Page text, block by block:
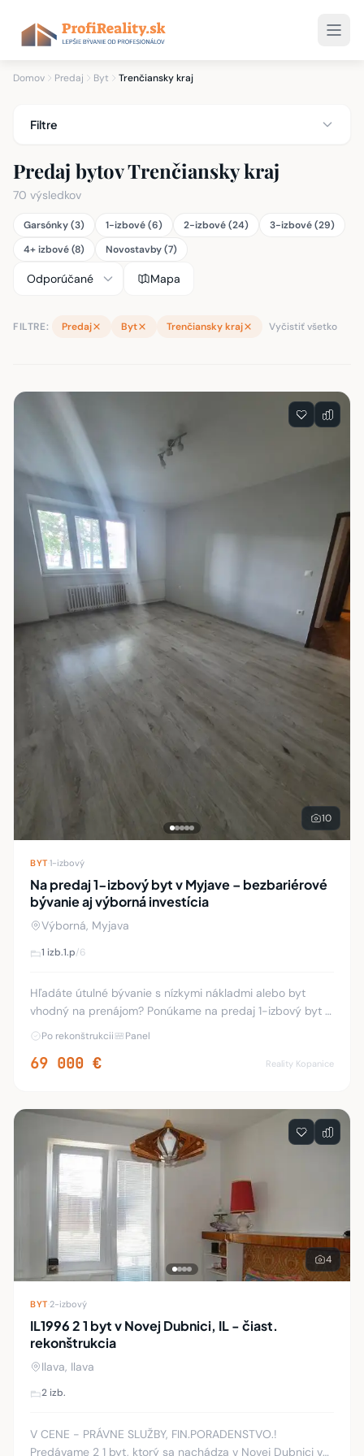
Domov Predaj Byt Trenčiansky kraj
Filtre
Predaj bytov Trenčiansky kraj
70 výsledkov
Garsónky (3) 1-izbové (6) 2-izbové (24)
3-izbové (29)
4+ izbové (8)
Novostavby (7)
Mapa
FILTRE: Predaj Byt Trenčiansky kraj Vyčistiť všetko
Zoznam nehnuteľností
10
BYT·1-izbový
Na predaj 1-izbový byt v Myjave – bezbariérové
bývanie aj výborná investícia
Výborná, Myjava
1 izb.1.p/6
Hľadáte útulné bývanie s nízkymi nákladmi alebo byt
vhodný na prenájom? Ponúkame na predaj 1-izbový byt s
výmerou 34 m² vo vyhľadávanej lokalite Dolná štvrť v
Po rekonštrukcii Panel
69 000 € Reality Kopanice
4
BYT· 2-izbový
IL1996 2 1 byt v Novej Dubnici, IL - čiast.
rekonštrukcia
Ilava, Ilava
2 izb.
V CENE - PRÁVNE SLUŽBY, FIN.PORADENSTVO.!
Predávame 2 1 byt, ktorý sa nachádza v Novej Dubnici v